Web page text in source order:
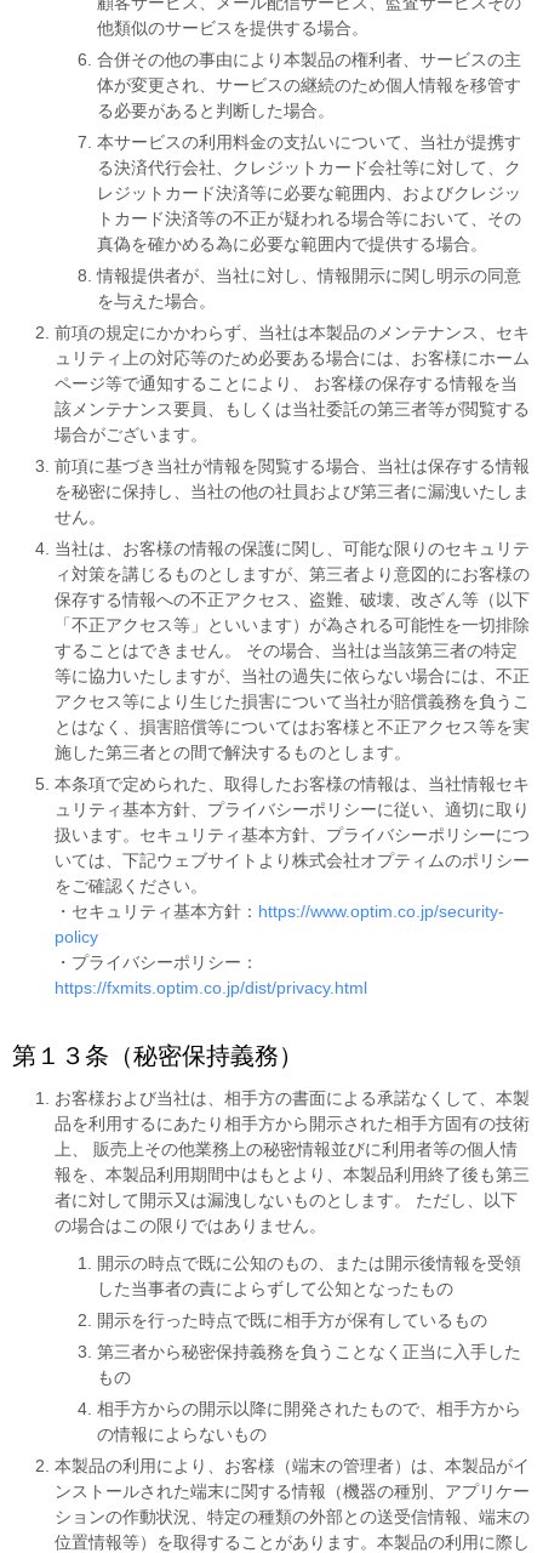
他類似のサービスを提供する場合。
合併その他の事由により本製品の権利者、サービスの主
体が変更され、サービスの継続のため個人情報を移管す
る必要があると判断した場合。
本サービスの利用料金の支払いについて、当社が提携す
る決済代行会社、クレジットカード会社等に対して、ク
レジットカード決済等に必要な範囲内、およびクレジッ
トカード決済等の不正が疑われる場合等において、その
真偽を確かめる為に必要な範囲内で提供する場合。
情報提供者が、当社に対し、情報開示に関し明示の同意
を与えた場合。
前項の規定にかかわらず、当社は本製品のメンテナンス、セキ
ュリティ上の対応等のため必要ある場合には、お客様にホーム
ページ等で通知することにより、 お客様の保存する情報を当
該メンテナンス要員、もしくは当社委託の第三者等が閲覧する
場合がございます。
前項に基づき当社が情報を閲覧する場合、当社は保存する情報
を秘密に保持し、当社の他の社員および第三者に漏洩いたしま
せん。
当社は、お客様の情報の保護に関し、可能な限りのセキュリテ
ィ対策を講じるものとしますが、第三者より意図的にお客様の
保存する情報への不正アクセス、盗難、破壊、改ざん等（以下
「不正アクセス等」といいます）が為される可能性を一切排除
することはできません。 その場合、当社は当該第三者の特定
等に協力いたしますが、当社の過失に依らない場合には、不正
アクセス等により生じた損害について当社が賠償義務を負うこ
とはなく、損害賠償等についてはお客様と不正アクセス等を実
施した第三者との間で解決するものとします。
本条項で定められた、取得したお客様の情報は、当社情報セキ
ュリティ基本方針、プライバシーポリシーに従い、適切に取り
扱います。セキュリティ基本方針、プライバシーポリシーにつ
いては、下記ウェブサイトより株式会社オプティムのポリシー
をご確認ください。
・セキュリティ基本方針： https://www.optim.co.jp/security-
policy
・プライバシーポリシー：
https://fxmits.optim.co.jp/dist/privacy.html
第１３条（秘密保持義務）
お客様および当社は、相手方の書面による承諾なくして、本製
品を利用するにあたり相手方から開示された相手方固有の技術
上、 販売上その他業務上の秘密情報並びに利用者等の個人情
報を、本製品利用期間中はもとより、本製品利用終了後も第三
者に対して開示又は漏洩しないものとします。 ただし、以下
の場合はこの限りではありません。
開示の時点で既に公知のもの、または開示後情報を受領
した当事者の責によらずして公知となったもの
開示を行った時点で既に相手方が保有しているもの
第三者から秘密保持義務を負うことなく正当に入手した
もの
相手方からの開示以降に開発されたもので、相手方から
の情報によらないもの
本製品の利用により、お客様（端末の管理者）は、本製品がイ
ンストールされた端末に関する情報（機器の種別、アプリケー
ションの作動状況、特定の種類の外部との送受信情報、端末の
位置情報等）を取得することがあります。本製品の利用に際し